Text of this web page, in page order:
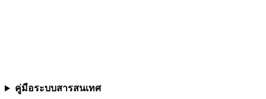
คู่มือระบบสารสนเทศ